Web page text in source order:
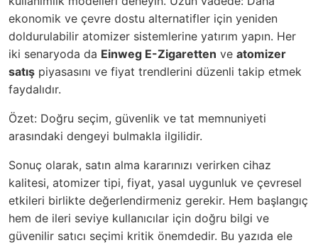
ekonomik ve çevre dostu alternatifler için yeniden
doldurulabilir atomizer sistemlerine yatırım yapın. Her
iki senaryoda da Einweg E-Zigaretten ve atomizer
satış piyasasını ve fiyat trendlerini düzenli takip etmek
faydalıdır.
Özet: Doğru seçim, güvenlik ve tat memnuniyeti
arasındaki dengeyi bulmakla ilgilidir.
Sonuç olarak, satın alma kararınızı verirken cihaz
kalitesi, atomizer tipi, fiyat, yasal uygunluk ve çevresel
etkileri birlikte değerlendirmeniz gerekir. Hem başlangıç
hem de ileri seviye kullanıcılar için doğru bilgi ve
güvenilir satıcı seçimi kritik önemdedir. Bu yazıda ele